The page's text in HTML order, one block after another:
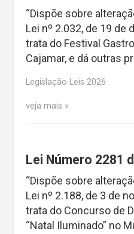
“Dispõe sobre
Lei nº 2.032, de 19 de
trata do Festival
Cajamar, e dá outras
Legislação Leis 2026
veja mais
Lei Número 2281
“Dispõe sobre
Lei nº 2.188, de 3 de
trata do Concurso de
“Natal Iluminado” no